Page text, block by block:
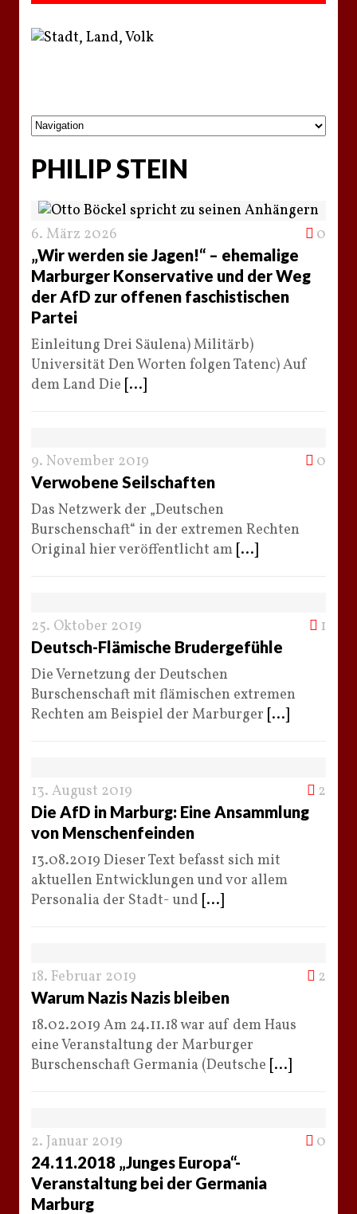
PHILIP STEIN
6. März 2026 0
„Wir werden sie Jagen!“ – ehemalige
Marburger Konservative und der Weg
der AfD zur offenen faschistischen
Partei
Einleitung Drei Säulena) Militärb)
Universität Den Worten folgen Tatenc) Auf
dem Land Die [...]
9. November 2019 0
Verwobene Seilschaften
Das Netzwerk der „Deutschen
Burschenschaft“ in der extremen Rechten
Original hier veröffentlicht am [...]
25. Oktober 2019 1
Deutsch-Flämische Brudergefühle
Die Vernetzung der Deutschen
Burschenschaft mit flämischen extremen
Rechten am Beispiel der Marburger [...]
13. August 2019 2
Die AfD in Marburg: Eine Ansammlung
von Menschenfeinden
13.08.2019 Dieser Text befasst sich mit
aktuellen Entwicklungen und vor allem
Personalia der Stadt- und [...]
18. Februar 2019 2
Warum Nazis Nazis bleiben
18.02.2019 Am 24.11.18 war auf dem Haus
eine Veranstaltung der Marburger
Burschenschaft Germania (Deutsche [...]
2. Januar 2019 0
24.11.2018 „Junges Europa“-
Veranstaltung bei der Germania
Marburg